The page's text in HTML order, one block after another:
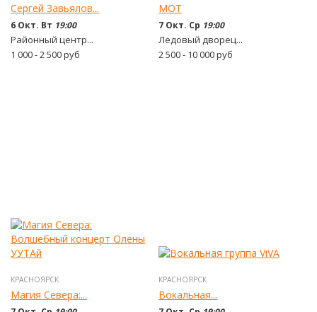
Сергей Завьялов...
6 Окт. Вт 19:00
Районный центр...
1 000 - 2 500руб
МОТ
7 Окт. Ср 19:00
Ледовый дворец...
2 500 - 10 000руб
КРАСНОЯРСК
Магия Севера:...
КРАСНОЯРСК
Вокальная...